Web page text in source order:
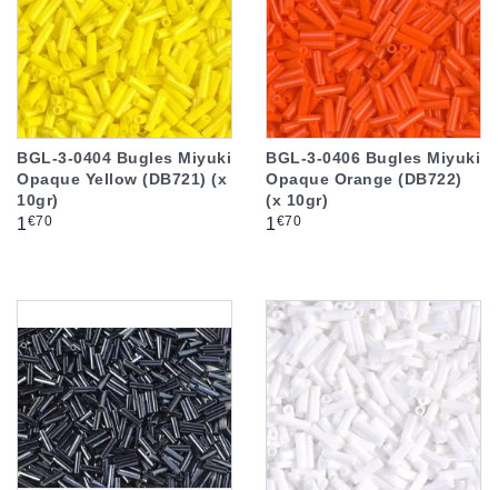
BGL-3-0404 Bugles Miyuki
Opaque Yellow (DB721) (x
10gr)
Prix
1€70
BGL-3-0406 Bugles Miyuki
Opaque Orange (DB722)
(x 10gr)
Prix
1€70